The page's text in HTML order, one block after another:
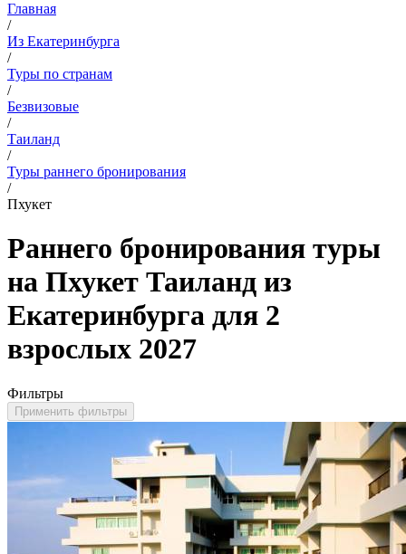
Главная
/
Из Екатеринбурга
/
Туры по странам
/
Безвизовые
/
Таиланд
/
Туры раннего бронирования
/
Пхукет
Раннего бронирования туры
на Пхукет Таиланд из
Екатеринбурга для 2
взрослых 2027
Фильтры
Применить фильтры